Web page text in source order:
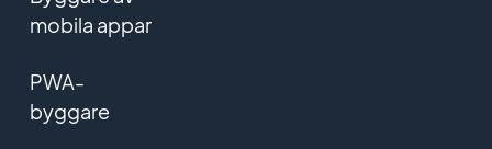
mobila appar
PWA-
byggare